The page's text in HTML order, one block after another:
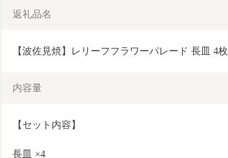
返礼品名
【波佐見焼】レリーフフラワーパレード 長皿 4
内容量
【セット内容】
長皿 ×4